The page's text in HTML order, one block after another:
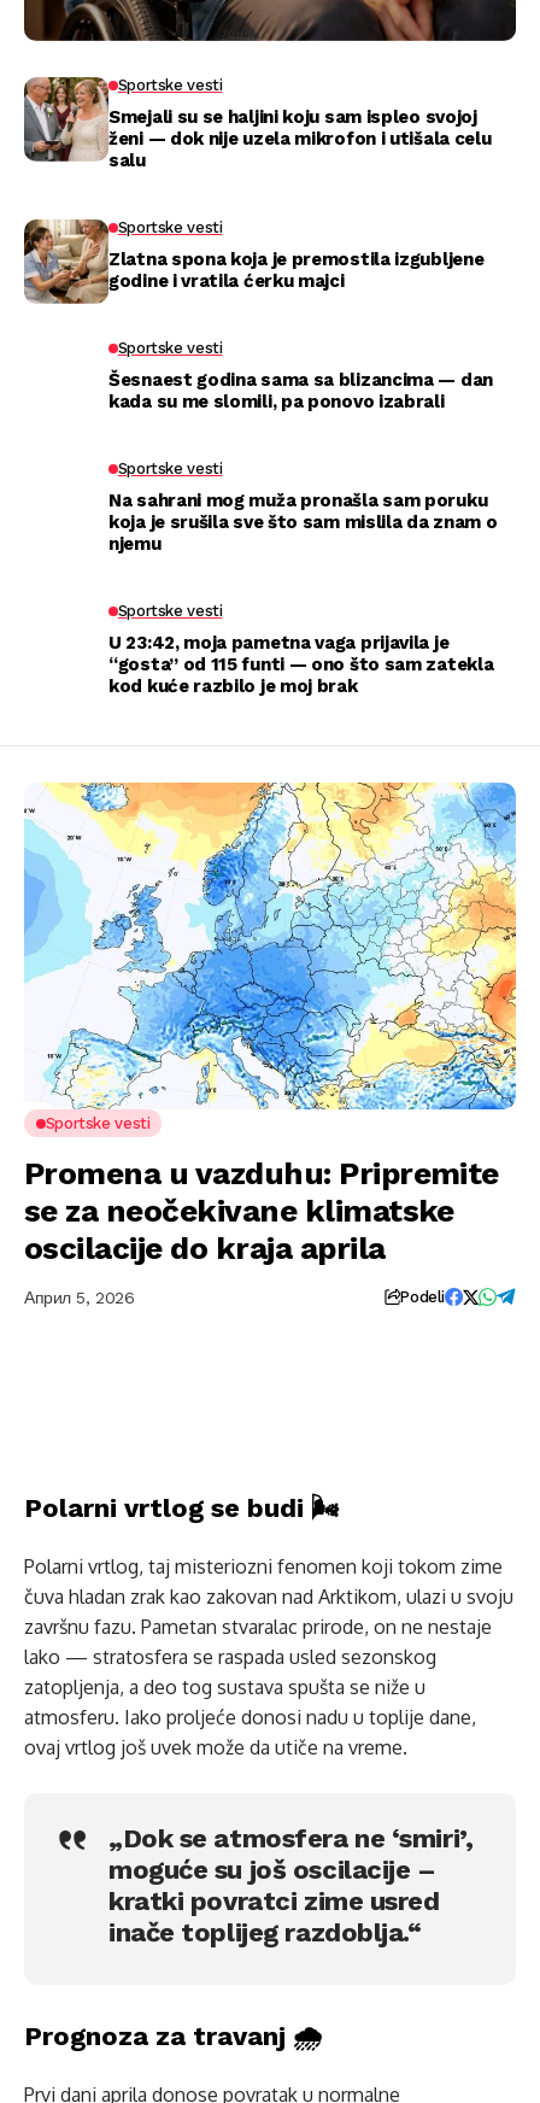
Sportske vesti
Smejali su se haljini koju sam ispleo svojoj
ženi — dok nije uzela mikrofon i utišala celu
salu
Sportske vesti
Zlatna spona koja je premostila izgubljene
godine i vratila ćerku majci
Sportske vesti
Šesnaest godina sama sa blizancima — dan
kada su me slomili, pa ponovo izabrali
Sportske vesti
Na sahrani mog muža pronašla sam poruku
koja je srušila sve što sam mislila da znam o
njemu
Sportske vesti
U 23:42, moja pametna vaga prijavila je
“gosta” od 115 funti — ono što sam zatekla
kod kuće razbilo je moj brak
Sportske vesti
Promena u vazduhu: Pripremite
se za neočekivane klimatske
oscilacije do kraja aprila
Април 5, 2026 Podeli
Polarni vrtlog se budi 🌬️
Polarni vrtlog, taj misteriozni fenomen koji tokom zime
čuva hladan zrak kao zakovan nad Arktikom, ulazi u svoju
završnu fazu. Pametan stvaralac prirode, on ne nestaje
lako — stratosfera se raspada usled sezonskog
zatopljenja, a deo tog sustava spušta se niže u
atmosferu. Iako proljeće donosi nadu u toplije dane,
ovaj vrtlog još uvek može da utiče na vreme.
„Dok se atmosfera ne ‘smiri’,
moguće su još oscilacije –
kratki povratci zime usred
inače toplijeg razdoblja.“
Prognoza za travanj 🌧️
Prvi dani aprila donose povratak u normalne